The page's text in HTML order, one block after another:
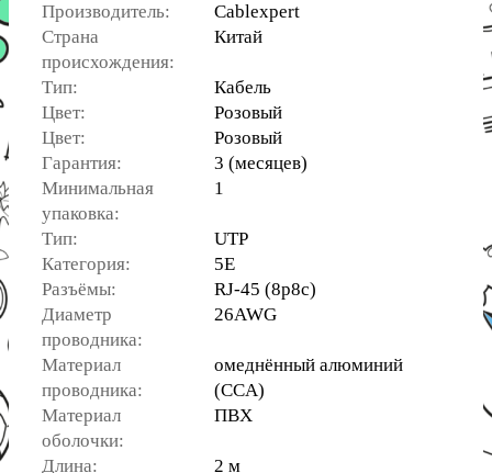
Производитель:
Cablexpert
Страна
происхождения:
Китай
Тип:
Кабель
Цвет:
Розовый
Цвет:
Розовый
Гарантия:
3 (месяцев)
Минимальная
упаковка:
1
Тип:
UTP
Категория:
5E
Разъёмы:
RJ-45 (8p8c)
Диаметр
проводника:
26AWG
Материал
проводника:
омеднённый алюминий
(CCA)
Материал
оболочки:
ПВХ
Длина:
2 м